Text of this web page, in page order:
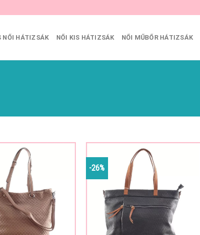
NŐI HÁTIZSÁK NŐI KIS HÁTIZSÁK NŐI MŰBŐR HÁTIZSÁK
-26%